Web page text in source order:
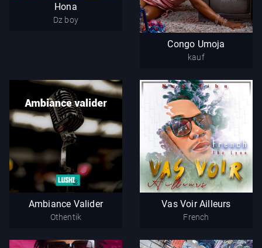
Hona
Hona
Dz boy Congo Umoja
kauf
Congo Umoja
kauf
Ambiance
Valider
Othentik
Ambiance Valider
Othentik
Vas Voir Ailleurs
French
Vas Voir Ailleurs
French